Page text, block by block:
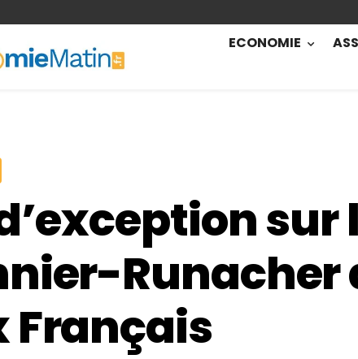
ECONOMIE
sur
Runacher
Français